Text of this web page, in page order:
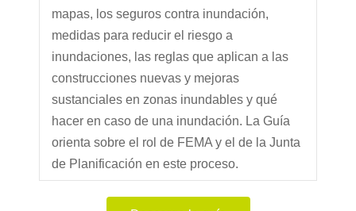
mapas, los seguros contra inundación,
medidas para reducir el riesgo a
inundaciones, las reglas que aplican a las
construcciones nuevas y mejoras
sustanciales en zonas inundables y qué
hacer en caso de una inundación. La Guía
orienta sobre el rol de FEMA y el de la Junta
de Planificación en este proceso.